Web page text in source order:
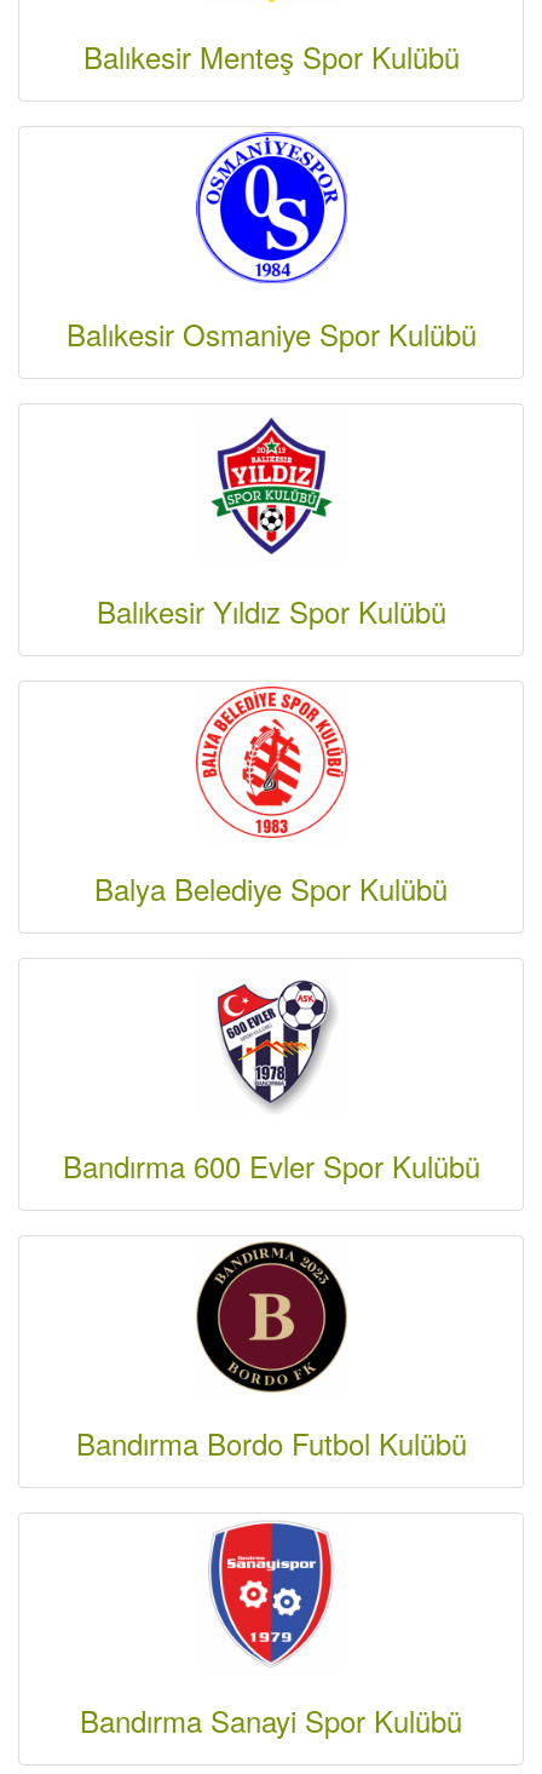
Balıkesir Menteş Spor Kulübü
Balıkesir Osmaniye Spor Kulübü
Balıkesir Yıldız Spor Kulübü
Balya Belediye Spor Kulübü
Bandırma 600 Evler Spor Kulübü
Bandırma Bordo Futbol Kulübü
Bandırma Sanayi Spor Kulübü